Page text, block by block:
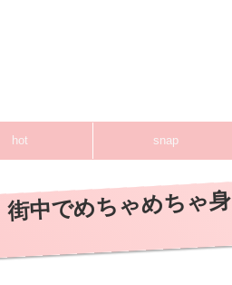
hot snap
中でめちゃめちゃ身